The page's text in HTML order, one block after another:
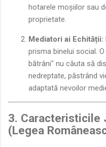
hotarele moșiilor sau
proprietate.
Mediatori ai Echității:
prisma binelui social.
bătrâni" nu căuta să
nedreptate, păstrând
adaptată nevoilor
3. Caracteristicile
(Legea